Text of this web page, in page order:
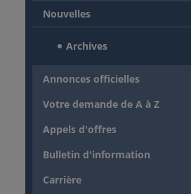
Nouvelles
Archives
Annonces officielles
Votre demande de A à Z
Appels d'offres
Bulletin d'information
Carrière